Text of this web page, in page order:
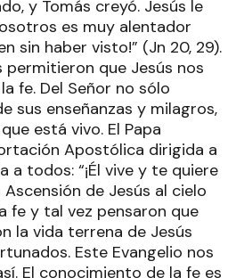
y Tomás creyó. Jesús le
es muy alentador
sin haber visto!” (Jn 20, 29).
permitieron que Jesús nos
fe. Del Señor no sólo
sus enseñanzas y milagros,
está vivo. El Papa
Apostólica dirigida a
a todos: “¡Él vive y te quiere
Ascensión de Jesús al cielo
fe y tal vez pensaron que
la vida terrena de Jesús
Este Evangelio nos
El conocimiento de la fe es